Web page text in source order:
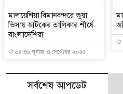
মালয়েশিয়া বিমানবন্দরে ভুয়া
ভিসায় আটকের তালিকার শীর্ষে
বাংলাদেশিরা
০৪:৩৬ পূর্বাহ্ন, ৪ সেপ্টেম্বর ২০২৫
সর্বশেষ আপডেট